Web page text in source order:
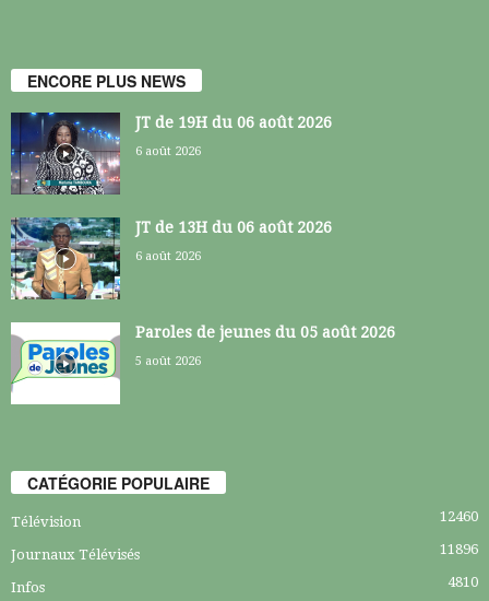
ENCORE PLUS NEWS
JT de 19H du 06 août 2026
6 août 2026
JT de 13H du 06 août 2026
6 août 2026
Paroles de jeunes du 05 août 2026
5 août 2026
CATÉGORIE POPULAIRE
Télévision 12460
Journaux Télévisés 11896
Infos 4810